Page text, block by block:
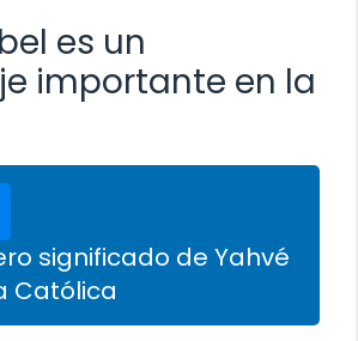
es un
importante en la
significado de Yahvé
Católica